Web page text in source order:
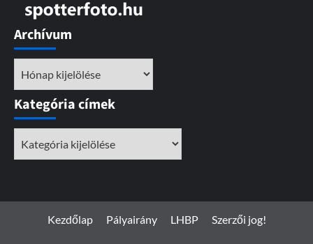
Archívum
Kategória címek
Kezdőlap Pályairány LHBP Szerzői jog!